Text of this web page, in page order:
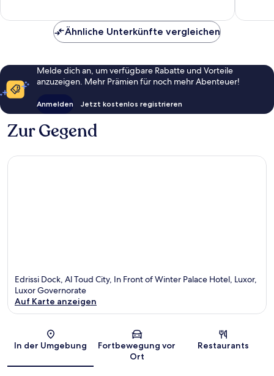
07
-
Friday
From
03
Nil
gut,
Ähnliche Unterkünfte vergleichen
Melde dich an, um verfügbare Rabatte und Vorteile
anzuzeigen. Mehr Prämien für noch mehr Abenteuer!
Anmelden Jetzt kostenlos registrieren
Zur Gegend
Edrissi Dock, Al Toud City, In Front of Winter Palace Hotel, Luxor,
Luxor Governorate
Auf Karte anzeigen
In der Umgebung
Fortbewegung vor
Ort
Restaurants